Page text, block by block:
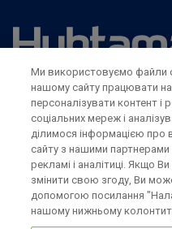
Legal notice
Privacy notice
Terms & conditions
Налаштування cookie
Ми використовуємо файли
нашому сайту працювати
персоналізувати контент і
соціальних мереж і
ділимося інформацією про
сайту з нашими
рекламі і аналітиці. Якщо
змінити свою згоду, Ви
допомогою посилання
нашому нижньому